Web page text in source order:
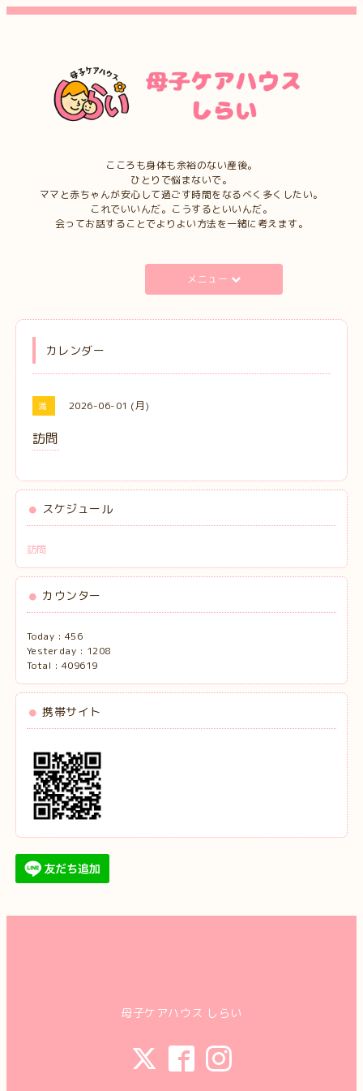
こころも身体も余裕のない産後。
ひとりで悩まないで。
ママと赤ちゃんが安心して過ごす時間をなるべく多くしたい。
これでいいんだ。こうするといいんだ。
会ってお話することでよりよい方法を一緒に考えます。
メニュー
カレンダー
満 2026-06-01 (月)
訪問
スケジュール
訪問
カウンター
Today : 456
Yesterday : 1208
Total : 409619
携帯サイト
母子ケアハウス しらい